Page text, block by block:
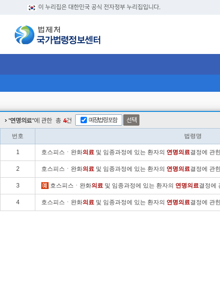
이 누리집은 대한민국 공식 전자정부 누리집입니다.
"연명의료"에 관한 총 4건 예정법령포함 선택
번호 법령명
1 호스피스ㆍ완화의료 및 임종과정에 있는 환자의 연명의료결정에 관
2 호스피스ㆍ완화의료 및 임종과정에 있는 환자의 연명의료결정에 관
3 호스피스ㆍ완화의료 및 임종과정에 있는 환자의 연명의료결정에
4 호스피스ㆍ완화의료 및 임종과정에 있는 환자의 연명의료결정에 관